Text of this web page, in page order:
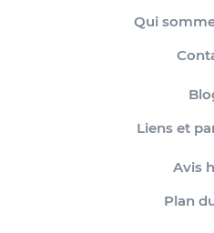
Qui
Liens et
Avis
Plan